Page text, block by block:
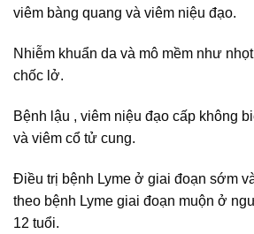
viêm bàng quang và viêm niệu đạo.
Nhiễm khuẩn da và mô mềm như
chốc lở.
Bệnh lậu , viêm niệu đạo cấp không
và viêm cổ tử cung.
Điều trị bệnh Lyme ở giai đoạn sớm
theo bệnh Lyme giai đoạn muộn ở
12 tuổi.